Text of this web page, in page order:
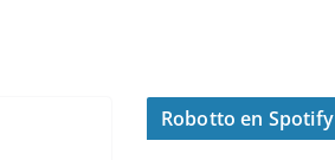
Robotto en Spotify